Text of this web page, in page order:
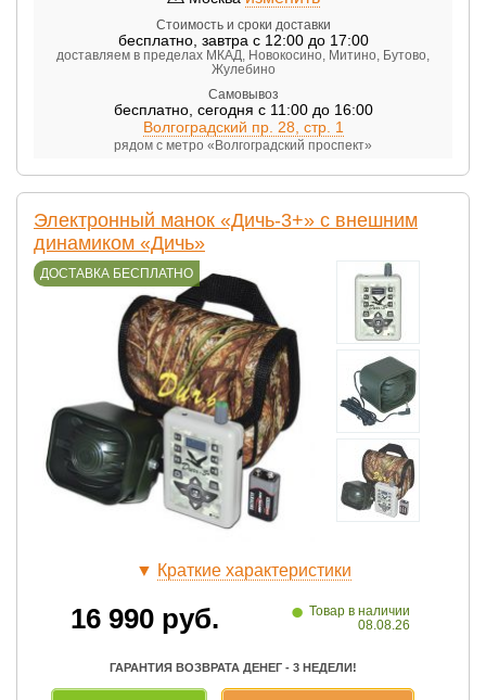
Стоимость и сроки доставки
бесплатно, завтра с 12:00 до 17:00
доставляем в пределах МКАД, Новокосино, Митино, Бутово,
Жулебино
Самовывоз
бесплатно, сегодня с 11:00 до 16:00
Волгоградский пр. 28, стр. 1
рядом с метро «Волгоградский проспект»
Электронный манок «Дичь-3+» с внешним
динамиком «Дичь»
ДОСТАВКА БЕСПЛАТНО
▼ Краткие характеристики
16 990руб. • Товар в наличии
08.08.26
ГАРАНТИЯ ВОЗВРАТА ДЕНЕГ - 3 НЕДЕЛИ!